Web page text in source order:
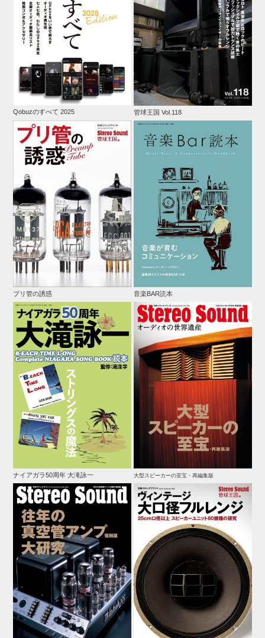
Qobuzのすべて 2025 管球王国 Vol.118
プリ管の誘惑 音楽BAR読本
ナイアガラ50周年 大滝詠一 大型スピーカーの至宝・再編集版